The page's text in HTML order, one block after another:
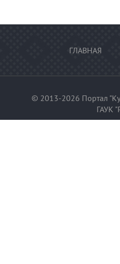
ГЛАВНАЯ
© 2013-2026 Портал
ГАУК